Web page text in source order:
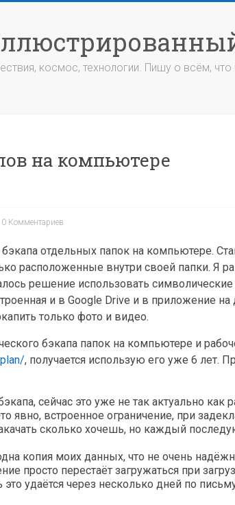
космос, технологии. Пишу о всём, что
на компьютере
0 Комментариев
отдельных папок на компьютере.
расположенные внутри своей папки. Я
решение использовать
и в Google Drive и в приложение
только фото и видео.
бэкапа папок на компьютере и
, получается использую его уже 6 лет.
сейчас это уже не так актуально как
явно, встроенное ограничение, при
сколько хочешь, но каждый
копия моих данных, что не очень
просто перестаёт загружаться при
это удаётся через несколько дней по